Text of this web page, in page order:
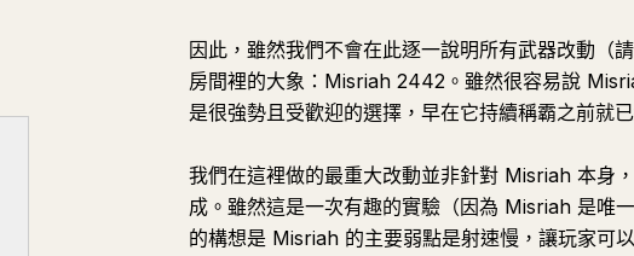
因此，雖然我們不會在此逐一說明所有武器改動（
房間裡的大象：Misriah 2442。雖然很容易說
是很強勢且受歡迎的選擇，早在它持續稱霸之前就
我們在這裡做的最重大改動並非針對 Misriah 本身
成。雖然這是一次有趣的實驗（因為 Misriah 是唯
的構想是 Misriah 的主要弱點是射速慢，讓玩家可